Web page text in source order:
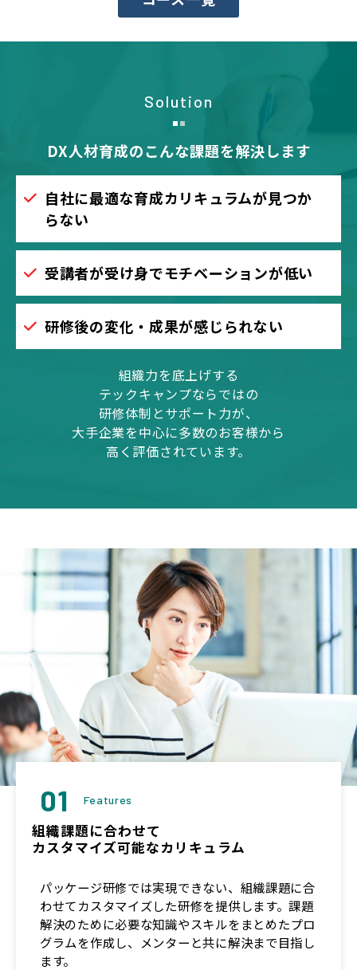
Solution
DX人材育成のこんな課題を解決します
自社に最適な育成カリキュラムが見つか
らない
受講者が受け身でモチベーションが低い
研修後の変化・成果が感じられない
組織力を底上げする
テックキャンプならではの
研修体制とサポート力が、
大手企業を中心に多数のお客様から
高く評価されています。
01 Features
組織課題に合わせて
カスタマイズ可能なカリキュラム
パッケージ研修では実現できない、組織課題に合
わせてカスタマイズした研修を提供します。課題
解決のために必要な知識やスキルをまとめたプロ
グラムを作成し、メンターと共に解決まで目指し
ます。